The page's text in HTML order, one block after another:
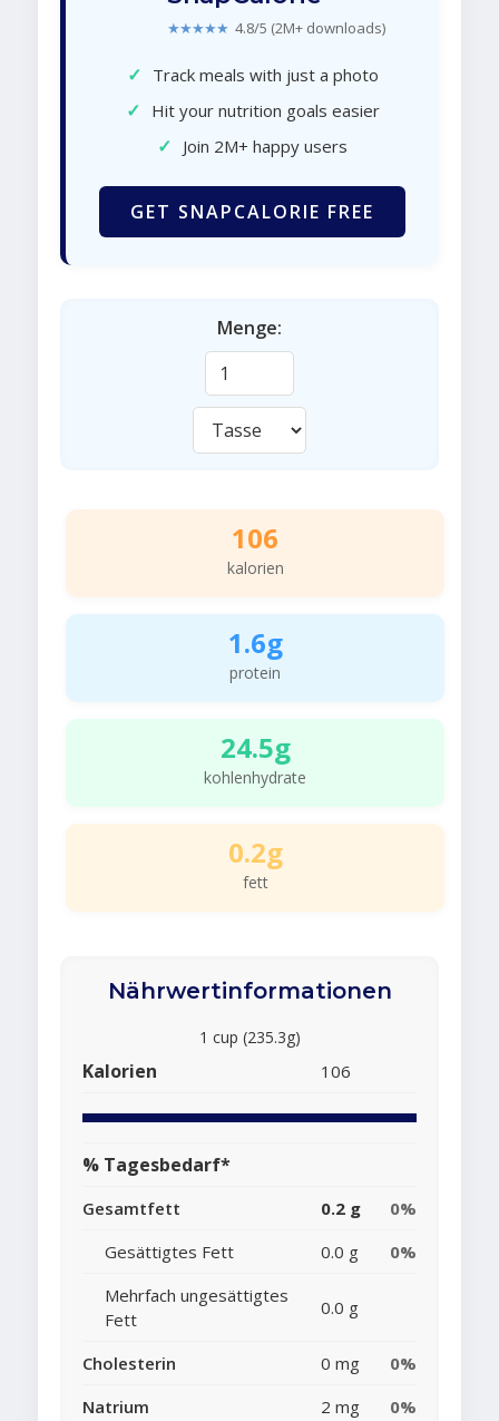
★★★★★ 4.8/5 (2M+ downloads)
✓ Track meals with just a photo
✓ Hit your nutrition goals easier
✓ Join 2M+ happy users
GET SNAPCALORIE FREE
Menge:
106
kalorien
1.6g
protein
24.5g
kohlenhydrate
0.2g
fett
Nährwertinformationen
1 cup (235.3g)
Kalorien 106
% Tagesbedarf*
Gesamtfett 0.2 g
0%
Gesättigtes Fett
0.0 g
0%
Mehrfach ungesättigtes
Fett
0.0 g
Cholesterin 0 mg
0%
Natrium
2 mg 0%